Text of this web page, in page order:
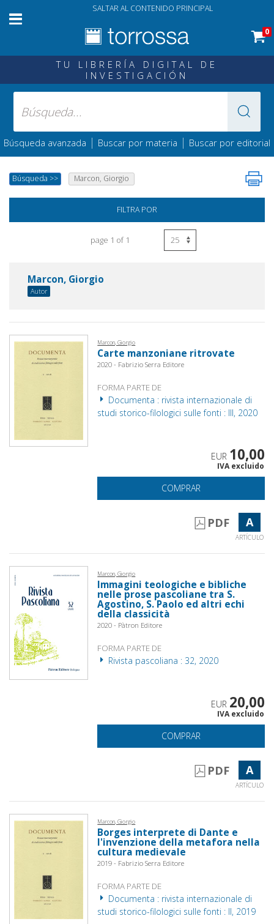
SALTAR AL CONTENIDO PRINCIPAL
0
TU LIBRERÍA DIGITAL DE
INVESTIGACIÓN
Búsqueda avanzada | Buscar por materia | Buscar por editorial
Búsqueda >> Marcon, Giorgio
FILTRA POR
page 1 of 1
Marcon, Giorgio
Autor
Marcon, Giorgio
Carte manzoniane ritrovate
2020 - Fabrizio Serra Editore
FORMA PARTE DE
Documenta : rivista internazionale di
studi storico-filologici sulle fonti : III, 2020
EUR 10,00
IVA excluido
COMPRAR
PDF A
ARTÍCULO
Marcon, Giorgio
Immagini teologiche e bibliche
nelle prose pascoliane tra S.
Agostino, S. Paolo ed altri echi
della classicità
2020 - Pàtron Editore
FORMA PARTE DE
Rivista pascoliana : 32, 2020
EUR 20,00
IVA excluido
COMPRAR
PDF A
ARTÍCULO
Marcon, Giorgio
Borges interprete di Dante e
l'invenzione della metafora nella
cultura medievale
2019 - Fabrizio Serra Editore
FORMA PARTE DE
Documenta : rivista internazionale di
studi storico-filologici sulle fonti : II, 2019